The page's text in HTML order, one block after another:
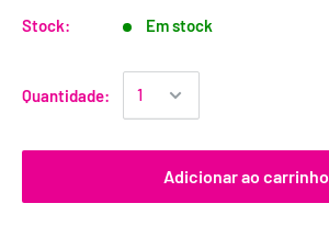
Stock: Em stock
Quantidade:
Adicionar ao carrinho